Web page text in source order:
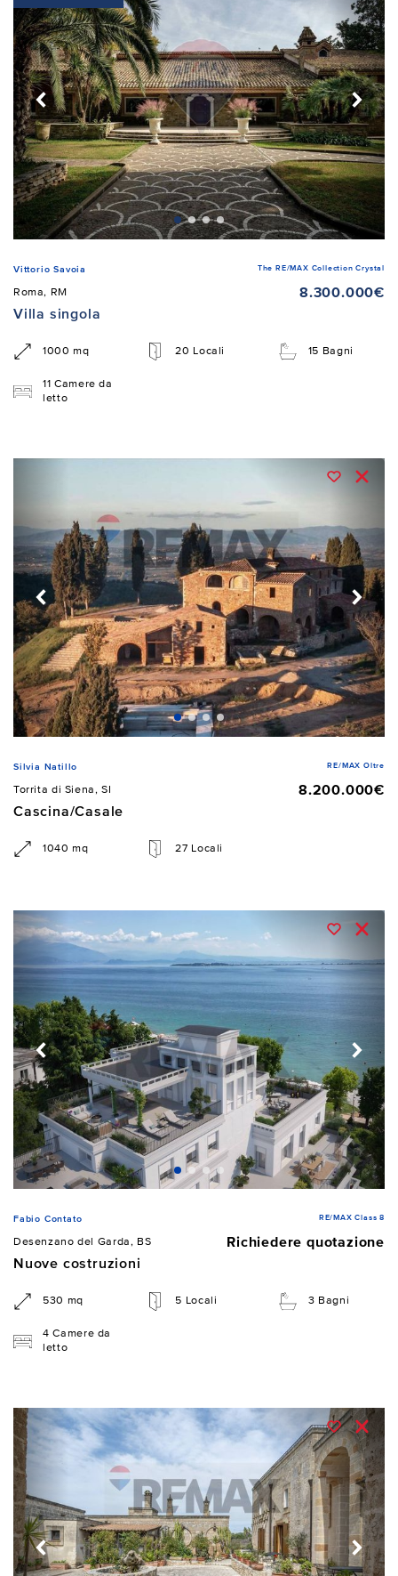
Vittorio Savoia The RE/MAX Collection Crystal
Roma, RM
8.300.000€
Villa singola
1000 mq 20 Locali 15 Bagni
11 Camere da
letto
Silvia Natillo RE/MAX Oltre
Torrita di Siena, SI
8.200.000€
Cascina/Casale
1040 mq 27 Locali
Fabio Contato RE/MAX Class 8
Desenzano del Garda, BS
Richiedere quotazione
Nuove costruzioni
530 mq 5 Locali 3 Bagni
4 Camere da
letto